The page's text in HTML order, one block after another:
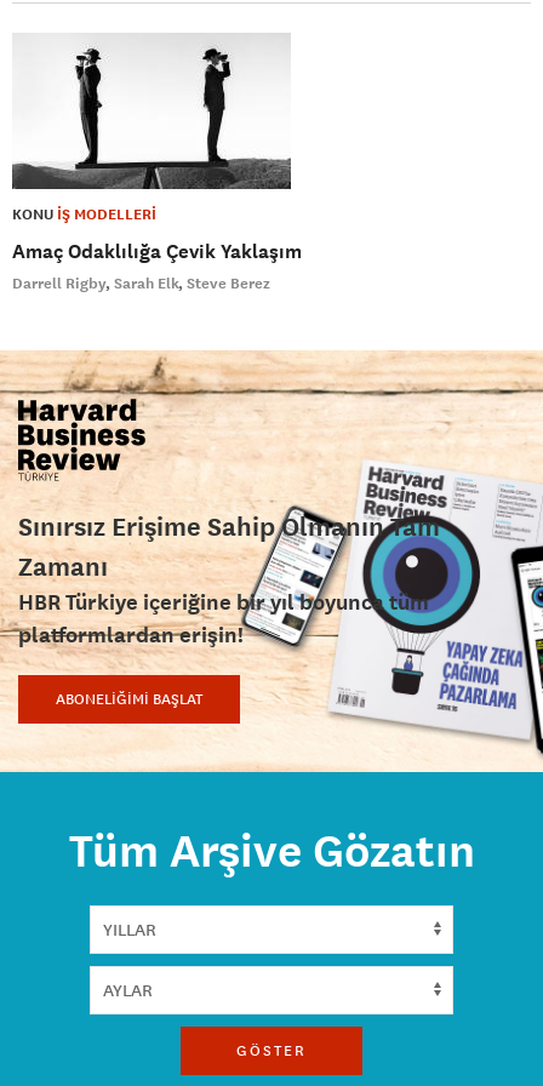
KONU İŞ MODELLERİ
Amaç Odaklılığa Çevik Yaklaşım
Darrell Rigby Sarah Elk Steve Berez
Sınırsız Erişime Sahip Olmanın Tam
Zamanı
HBR Türkiye içeriğine bir yıl boyunca tüm
platformlardan erişin!
ABONELİĞİMİ BAŞLAT
Tüm Arşive Gözatın
GÖSTER